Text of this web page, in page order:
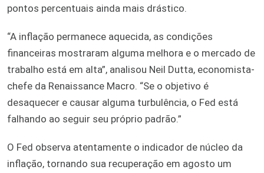
pontos percentuais ainda mais drástico.
“A inflação permanece aquecida, as condições
financeiras mostraram alguma melhora e o mercado de
trabalho está em alta”, analisou Neil Dutta, economista-
chefe da Renaissance Macro. “Se o objetivo é
desaquecer e causar alguma turbulência, o Fed está
falhando ao seguir seu próprio padrão.”
O Fed observa atentamente o indicador de núcleo da
inflação, tornando sua recuperação em agosto um